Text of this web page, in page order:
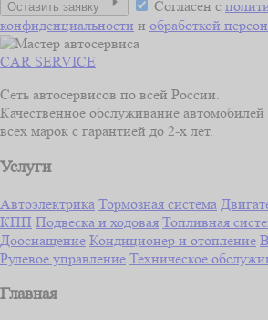
Оставить заявку Согласен с
конфиденциальности и обработкой
CAR SERVICE
Сеть автосервисов по всей России.
Качественное обслуживание автомобилей
всех марок с гарантией до 2-х лет.
Услуги
Автоэлектрика Тормозная система
КПП Подвеска и ходовая Топливная
Дооснащение Кондиционер и отопление
Рулевое управление Техническое
Главная